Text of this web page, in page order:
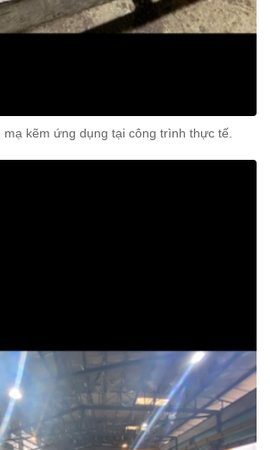
mạ kẽm ứng dụng tại công trình thực tế.